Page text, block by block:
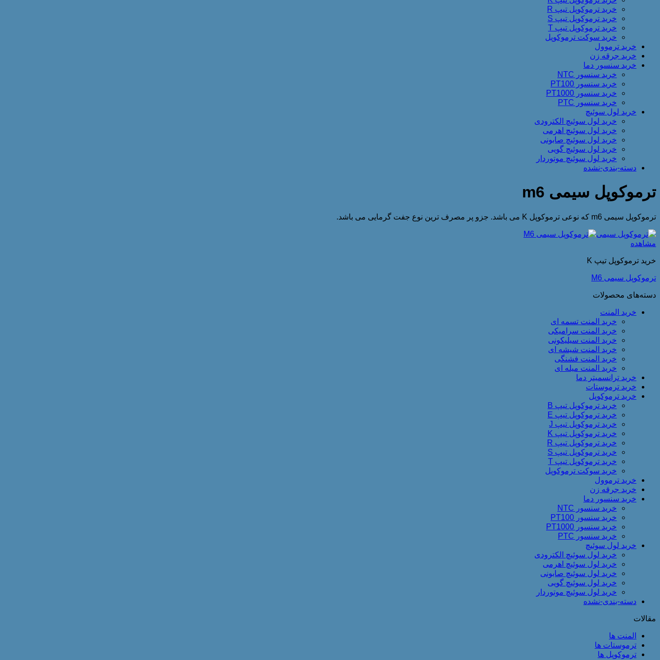
خرید ترموکوپل تیپ R
خرید ترموکوپل تیپ S
خرید ترموکوپل تیپ T
خرید سوکت ترموکوپل
خرید ترموول
خرید جرقه زن
خرید سنسور دما
خرید سنسور NTC
خرید سنسور PT100
خرید سنسور PT1000
خرید سنسور PTC
خرید لول سوئیچ
خرید لول سوئیچ الکترودی
خرید لول سوئیچ اهرمی
خرید لول سوئیچ صابونی
خرید لول سوئیچ گویی
خرید لول سوئیچ موتوردار
دسته-بندی-نشده
ترموکوپل سیمی m6
ترموکوپل سیمی m6 که نوعی ترموکوپل K می باشد. جزو پر مصرف ترین نوع جفت گرمایی می باشد.
مشاهده
خرید ترموکوپل تیپ K
ترموکوپل سیمی M6
دسته‌های محصولات
خرید المنت
خرید المنت تسمه ای
خرید المنت سرامیکی
خرید المنت سیلیکونی
خرید المنت شیشه ای
خرید المنت فشنگی
خرید المنت میله ای
خرید ترانسمیتر دما
خرید ترموستات
خرید ترموکوپل
خرید ترموکوپل تیپ B
خرید ترموکوپل تیپ E
خرید ترموکوپل تیپ J
خرید ترموکوپل تیپ K
خرید ترموکوپل تیپ R
خرید ترموکوپل تیپ S
خرید ترموکوپل تیپ T
خرید سوکت ترموکوپل
خرید ترموول
خرید جرقه زن
خرید سنسور دما
خرید سنسور NTC
خرید سنسور PT100
خرید سنسور PT1000
خرید سنسور PTC
خرید لول سوئیچ
خرید لول سوئیچ الکترودی
خرید لول سوئیچ اهرمی
خرید لول سوئیچ صابونی
خرید لول سوئیچ گویی
خرید لول سوئیچ موتوردار
دسته-بندی-نشده
مقالات
المنت ها
ترموستات ها
ترموکوپل ها